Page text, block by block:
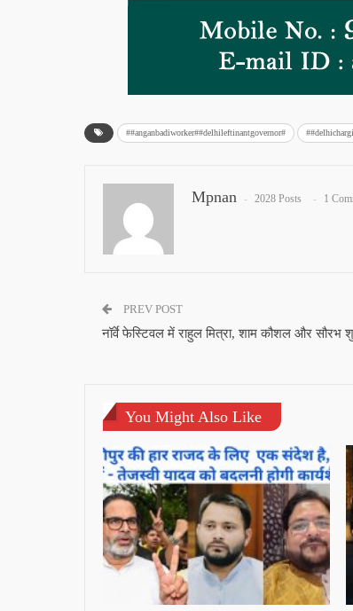
##anganbadiworker##delhileftinantgovernor#
Mpnan 2028 Posts 1
PREV POST
नॉर्वे फेस्टिवल में राहुल मित्रा, शाम कौशल और सौरभ
You Might Also Like